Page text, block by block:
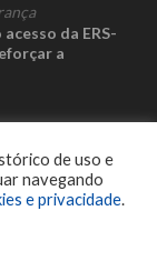
da ERS-
a
de uso e
navegando
e privacidade.